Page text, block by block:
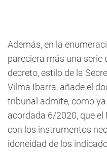
Además, en la
pareciera más una serie
decreto, estilo de la
Vilma Ibarra, añade el
tribunal admite, como
acordada 6/2020, que
con los instrumentos
idoneidad de los